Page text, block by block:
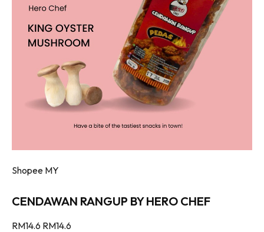
Shopee MY
CENDAWAN RANGUP BY HERO CHEF
RM14.6 RM14.6